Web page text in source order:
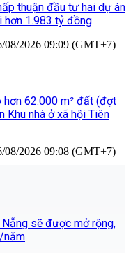
thuận đầu tư hai dự án
hơn 1.983 tỷ đồng
08/2026 09:09 (GMT+7)
hơn 62.000 m² đất (đợt
Khu nhà ở xã hội Tiên
08/2026 09:08 (GMT+7)
Nẵng sẽ được mở rộng,
năm